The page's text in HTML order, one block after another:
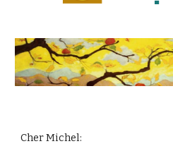
Cher Michel: